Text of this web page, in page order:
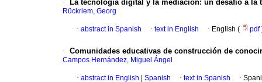
· La tecnología digital y la mediación: un desafío a la
Rückriem, Georg
· abstract in Spanish · text in English · English ( pdf
· Comunidades educativas de construcción de
Campos Hernández, Miguel Ángel
· abstract in English Spanish · text in Spanish ·